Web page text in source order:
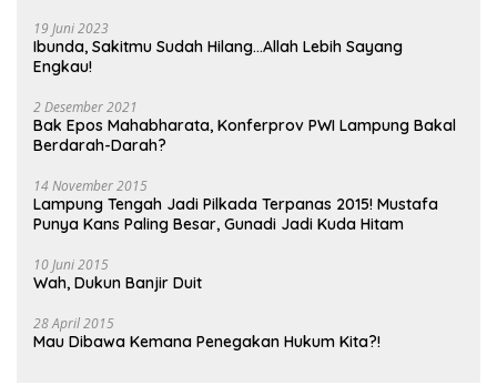
19 Juni 2023
Ibunda, Sakitmu Sudah Hilang…Allah Lebih Sayang
Engkau!
2 Desember 2021
Bak Epos Mahabharata, Konferprov PWI Lampung Bakal
Berdarah-Darah?
14 November 2015
Lampung Tengah Jadi Pilkada Terpanas 2015! Mustafa
Punya Kans Paling Besar, Gunadi Jadi Kuda Hitam
10 Juni 2015
Wah, Dukun Banjir Duit
28 April 2015
Mau Dibawa Kemana Penegakan Hukum Kita?!